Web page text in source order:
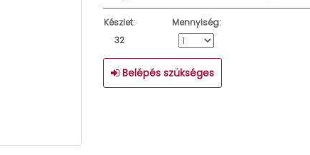
Készlet:
32
Mennyiség:
Belépés szükséges